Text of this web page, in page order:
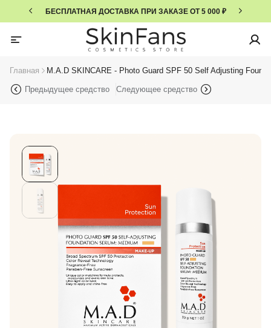
БЕСПЛАТНАЯ ДОСТАВКА ПРИ ЗАКАЗЕ ОТ 5 000 ₽
Главная M.A.D SKINCARE - Photo Guard SPF 50 Self Adjusting
Предыдущее средство Следующее средство